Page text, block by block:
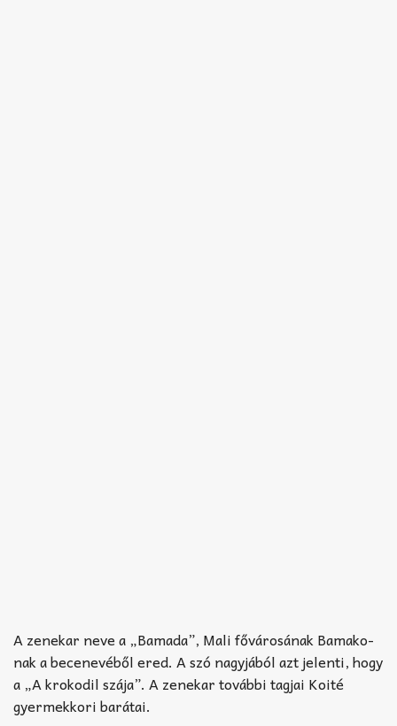
A zenekar neve a „Bamada”, Mali fővárosának Bamako-
nak a becenevéből ered. A szó nagyjából azt jelenti, hogy
a „A krokodil szája”. A zenekar további tagjai Koité
gyermekkori barátai.